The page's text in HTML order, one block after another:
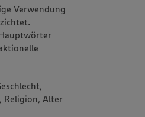
Verwendung
Religion, Alter